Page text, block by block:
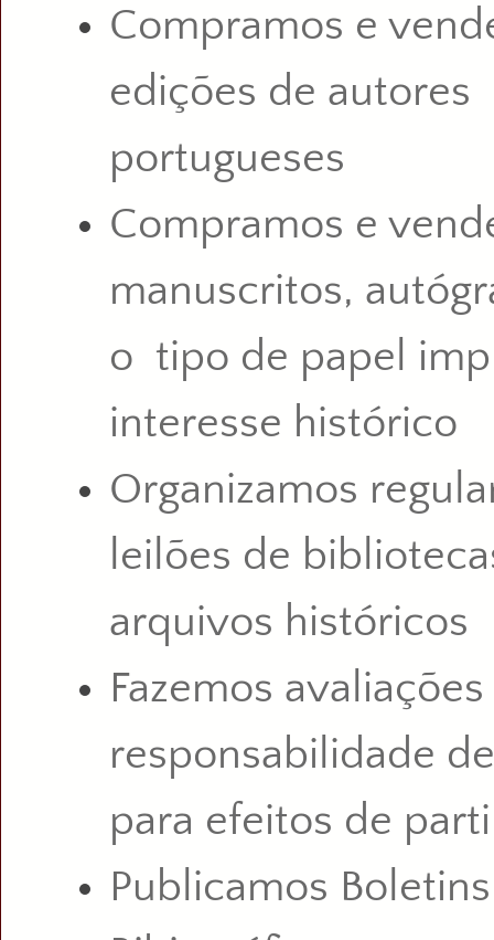
Compramos e
edições de autores
portugueses
Compramos e
manuscritos,
o tipo de papel
interesse histórico
Organizamos
leilões de
arquivos históricos
Fazemos
responsabilidade
para efeitos de
Publicamos Boletins